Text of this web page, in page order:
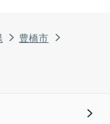
豊橋市